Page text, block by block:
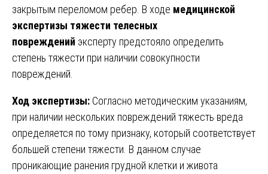
закрытым переломом ребер. В ходе медицинской
экспертизы тяжести телесных
повреждений эксперту предстояло определить
степень тяжести при наличии совокупности
повреждений.
Ход экспертизы: Согласно методическим указаниям,
при наличии нескольких повреждений тяжесть вреда
определяется по тому признаку, который соответствует
большей степени тяжести. В данном случае
проникающие ранения грудной клетки и живота